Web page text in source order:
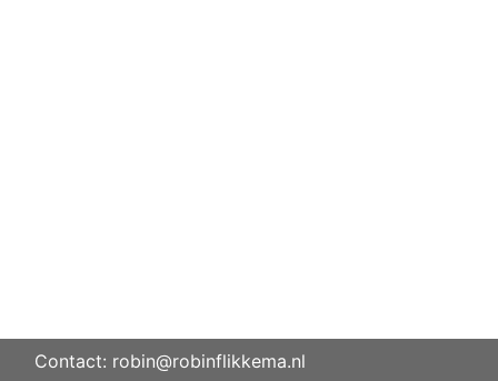
Contact: robin@robinflikkema.nl